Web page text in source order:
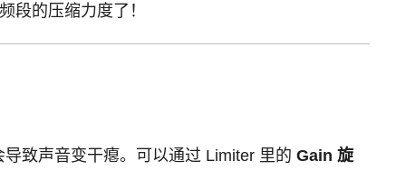
段的压缩力度了！
致声音变干瘪。可以通过 Limiter 里的Gain 旋